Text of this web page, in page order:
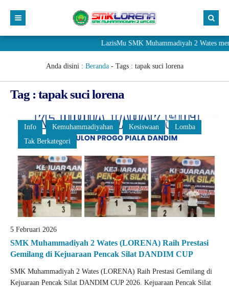
LazisMu SMK Muhammadiyah 2 Wates
Anda disini : Beranda- Tags : tapak suci lorena
Tag : tapak suci lorena
Info Kemuhammadiyahan Kesiswaan
Lomba
Tak Berkategori
5 Februari 2026
SMK Muhammadiyah 2 Wates (LORENA) Raih Prestasi
Gemilang di Kejuaraan Pencak Silat DANDIM CUP
SMK Muhammadiyah 2 Wates (LORENA) Raih Prestasi Gemilang di
Kejuaraan Pencak Silat DANDIM CUP 2026. Kejuaraan Pencak Silat